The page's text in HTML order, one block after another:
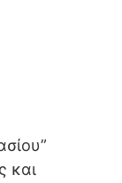
και